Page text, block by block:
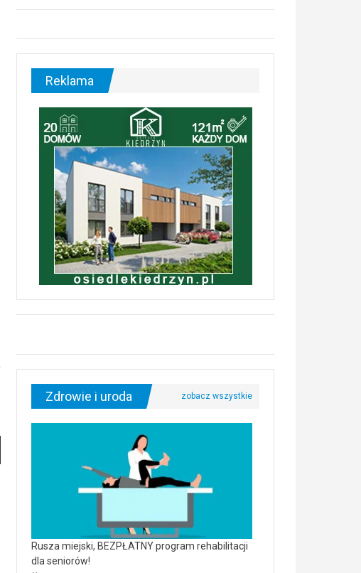
Reklama
Zdrowie i uroda
Rusza miejski, BEZPŁATNY program rehabilitacji
dla seniorów!